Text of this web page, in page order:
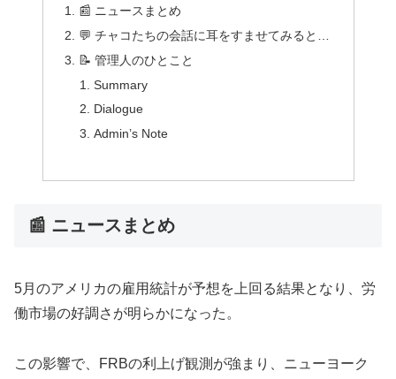
📰 ニュースまとめ
💬 チャコたちの会話に耳をすませてみると…
📝 管理人のひとこと
Summary
Dialogue
Admin’s Note
📰 ニュースまとめ
5月のアメリカの雇用統計が予想を上回る結果となり、労
働市場の好調さが明らかになった。
この影響で、FRBの利上げ観測が強まり、ニューヨーク